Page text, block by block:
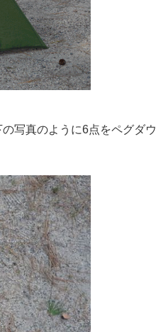
写真のように6点をペグダウ